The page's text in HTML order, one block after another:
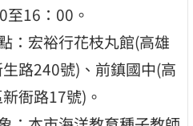
至16：00。
：宏裕行花枝丸館(高雄
路240號)、前鎮國中(高
衙路17號)。